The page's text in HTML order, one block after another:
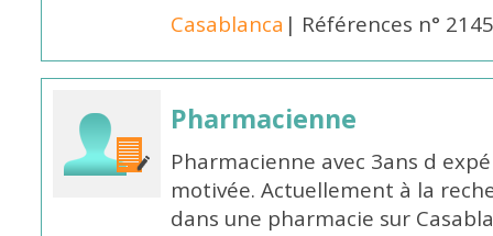
Casablanca | Références n°
Pharmacienne
Pharmacienne avec 3ans d
motivée. Actuellement à la
dans une pharmacie sur